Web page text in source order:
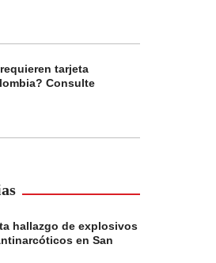
tarjeta
Consulte
hallazgo de explosivos
en San